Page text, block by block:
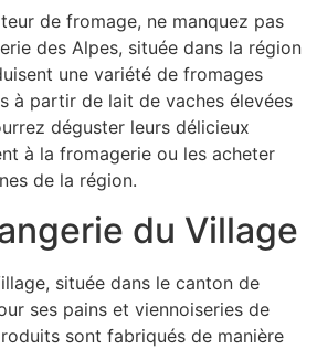
de fromage, ne manquez pas
des Alpes, située dans la région
une variété de fromages
à partir de lait de vaches élevées
déguster leurs délicieux
à la fromagerie ou les acheter
de la région.
du Village
située dans le canton de
ses pains et viennoiseries de
sont fabriqués de manière